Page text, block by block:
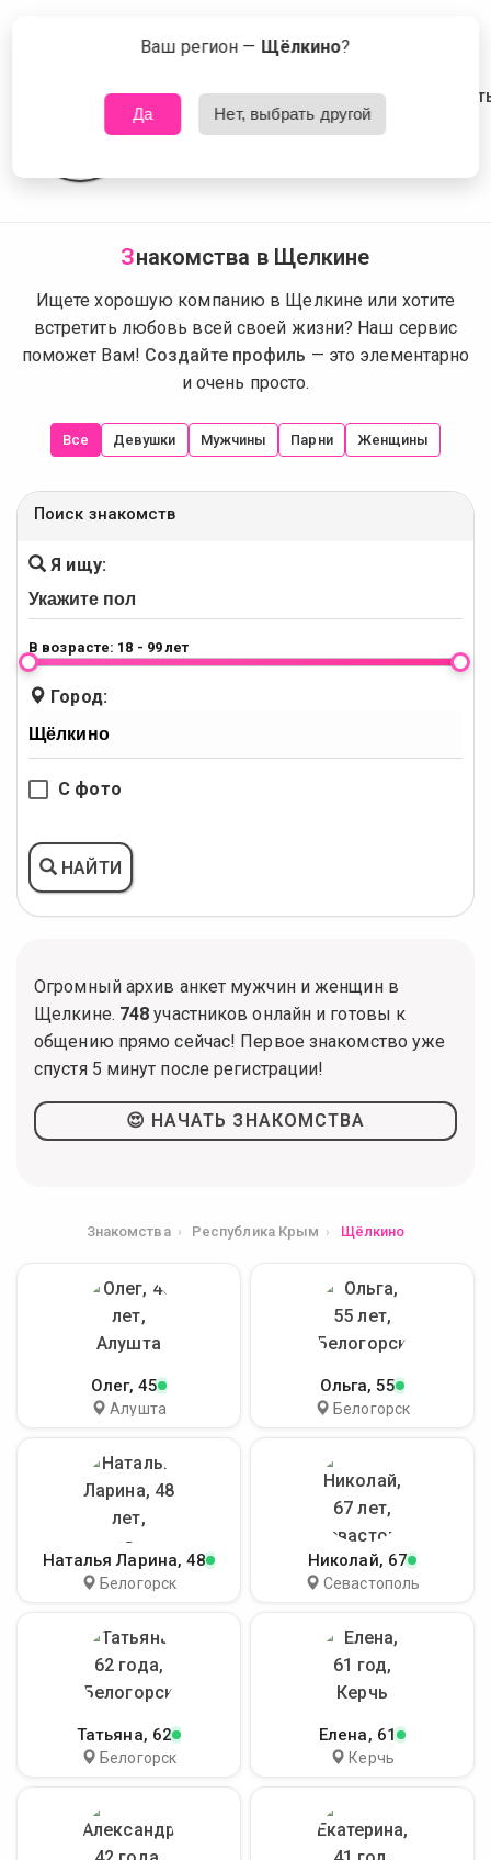
Сейчас знакомятся в Щелкине Что это?
Знакомства в Щелкине
Ищете хорошую компанию в Щелкине или хотите
встретить любовь всей своей жизни? Наш сервис
поможет Вам! Создайте профиль — это элементарно
и очень просто.
Все Девушки Мужчины Парни Женщины
Поиск знакомств
Я ищу:
В возрасте: 18 - 99 лет
Город:
С фото
НАЙТИ
Огромный архив анкет мужчин и женщин в
Щелкине. 748 участников онлайн и готовы к
общению прямо сейчас! Первое знакомство уже
спустя 5 минут после регистрации!
😍 НАЧАТЬ ЗНАКОМСТВА
Знакомства Республика Крым Щёлкино
Олег, 45
Алушта
Ольга, 55
Белогорск
Наталья Ларина, 48
Белогорск
Николай, 67
Севастополь
Татьяна, 62
Белогорск
Елена, 61
Керчь
Ваш регион — Щёлкино?
Да Нет, выбрать другой